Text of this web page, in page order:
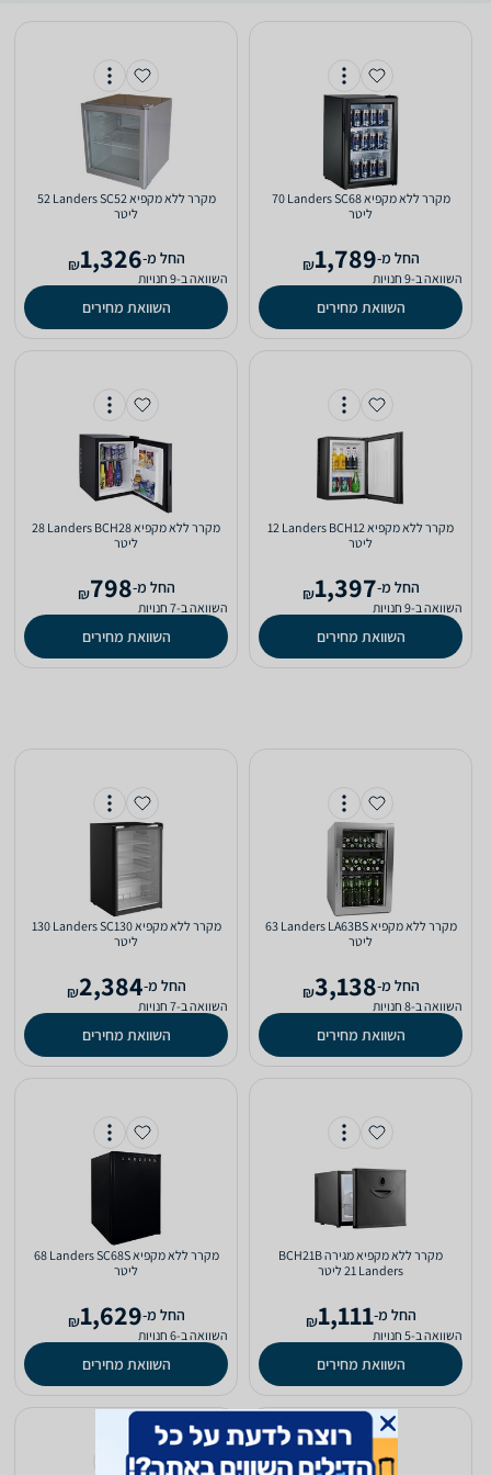
מקרר ‏ללא מקפיא Landers SC68 ‏70
‏ליטר
‫החל מ-1,789
₪
השוואה ב-9 חנויות
השוואת מחירים
מקרר ‏ללא מקפיא Landers SC52 ‏52
‏ליטר
‫החל מ-1,326
₪
השוואה ב-9 חנויות
השוואת מחירים
מקרר ‏ללא מקפיא Landers BCH12 ‏12
‏ליטר
‫החל מ-1,397
₪
השוואה ב-9 חנויות
השוואת מחירים
מקרר ‏ללא מקפיא Landers BCH28 ‏28
‏ליטר
‫החל מ-798
₪
השוואה ב-7 חנויות
השוואת מחירים
מקרר ‏ללא מקפיא Landers LA63BS ‏63
‏ליטר
‫החל מ-3,138
₪
השוואה ב-8 חנויות
השוואת מחירים
מקרר ‏ללא מקפיא Landers SC130 ‏130
‏ליטר
‫החל מ-2,384
₪
השוואה ב-7 חנויות
השוואת מחירים
מקרר ‏ללא מקפיא מגירה BCH21B
Landers ‏21 ‏ליטר
‫החל מ-1,111
₪
השוואה ב-5 חנויות
השוואת מחירים
מקרר ‏ללא מקפיא Landers SC68S ‏68
‏ליטר
‫החל מ-1,629
₪
השוואה ב-6 חנויות
השוואת מחירים